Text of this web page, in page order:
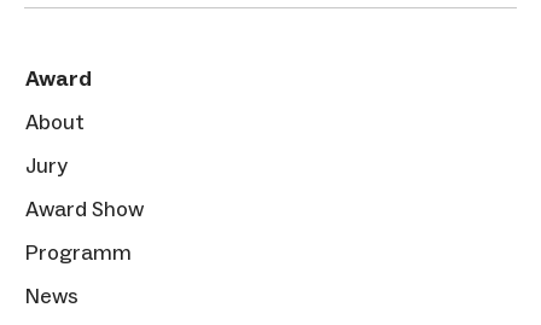
Award
About
Jury
Award Show
Programm
News